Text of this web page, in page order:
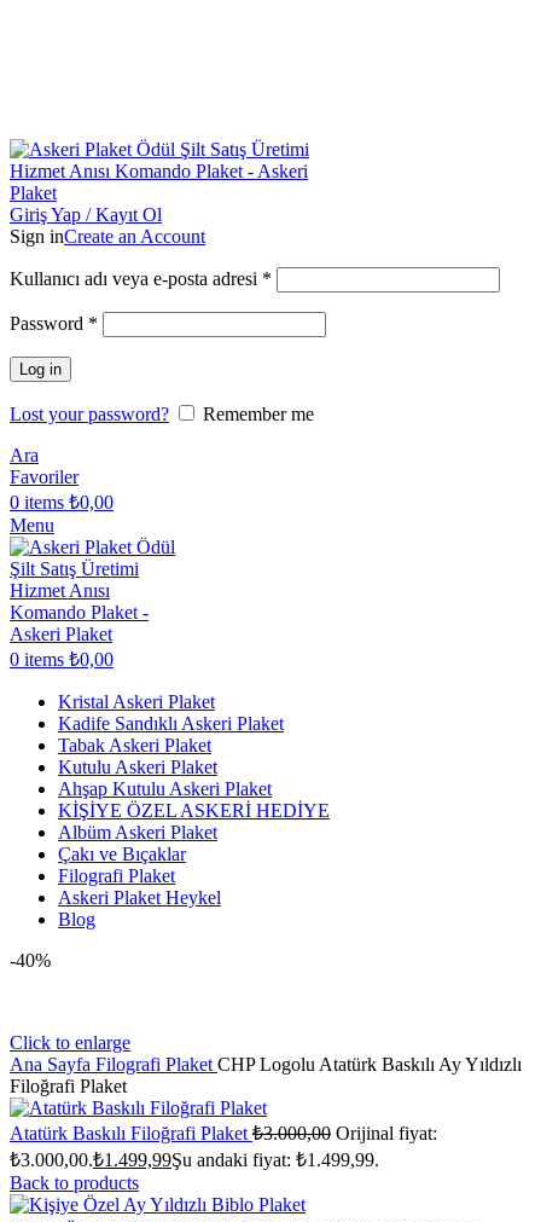
Giriş Yap / Kayıt Ol
Sign inCreate an Account
Kullanıcı adı veya e-posta adresi *
Password *
Log in
Lost your password?
Remember me
Ara
Favoriler
0 items ₺0,00
Menu
0 items ₺0,00
Kristal Askeri Plaket
Kadife Sandıklı Askeri Plaket
Tabak Askeri Plaket
Kutulu Askeri Plaket
Ahşap Kutulu Askeri Plaket
KİŞİYE ÖZEL ASKERİ HEDİYE
Albüm Askeri Plaket
Çakı ve Bıçaklar
Filografi Plaket
Askeri Plaket Heykel
Blog
-40%
Click to enlarge
Ana Sayfa Filografi Plaket CHP Logolu Atatürk Baskılı Ay Yıldızlı
Filoğrafi Plaket
Atatürk Baskılı Filoğrafi Plaket ₺3.000,00 Orijinal fiyat:
₺3.000,00.₺1.499,99Şu andaki fiyat: ₺1.499,99.
Back to products